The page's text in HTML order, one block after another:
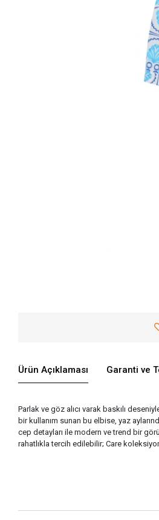
Ürün Açıklaması Garanti ve
Parlak ve göz alıcı varak baskılı
bir kullanım sunan bu elbise, yaz
cep detayları ile modern ve trend bir
rahatlıkla tercih edilebilir; Care